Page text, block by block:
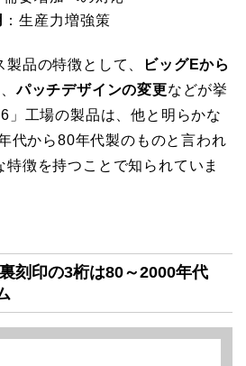
：生産力増強策
品の特徴として、
ビッグEから
パッチデザインの変更などが挙
」工場の製品は、他と明らかな
代から80年代製のものと言われ
徴を持つことで知られていま
刻印の3桁は80～2000年代